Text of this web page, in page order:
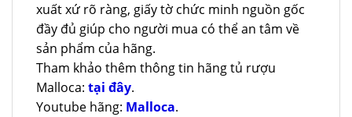
xuất xứ rõ ràng, giấy tờ chức minh nguồn gốc
đầy đủ giúp cho người mua có thể an tâm về
sản phẩm của hãng.
Tham khảo thêm thông tin hãng tủ rượu
Malloca: tại đây.
Youtube hãng: Malloca.